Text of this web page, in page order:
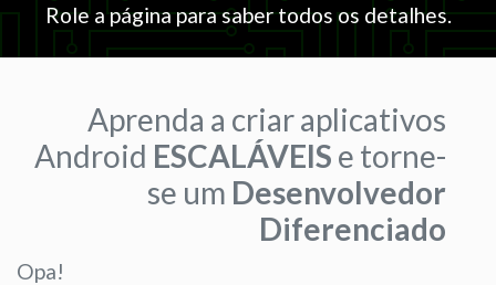
Role a página para saber todos os detalhes.
Aprenda a criar aplicativos
Android ESCALÁVEIS e torne-
se um Desenvolvedor
Diferenciado
Opa!